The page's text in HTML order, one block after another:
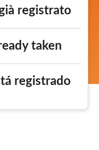
registrato
taken
registrado